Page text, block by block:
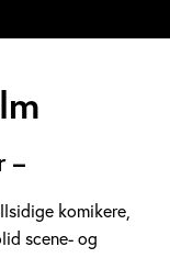
–
komikere,
scene- og